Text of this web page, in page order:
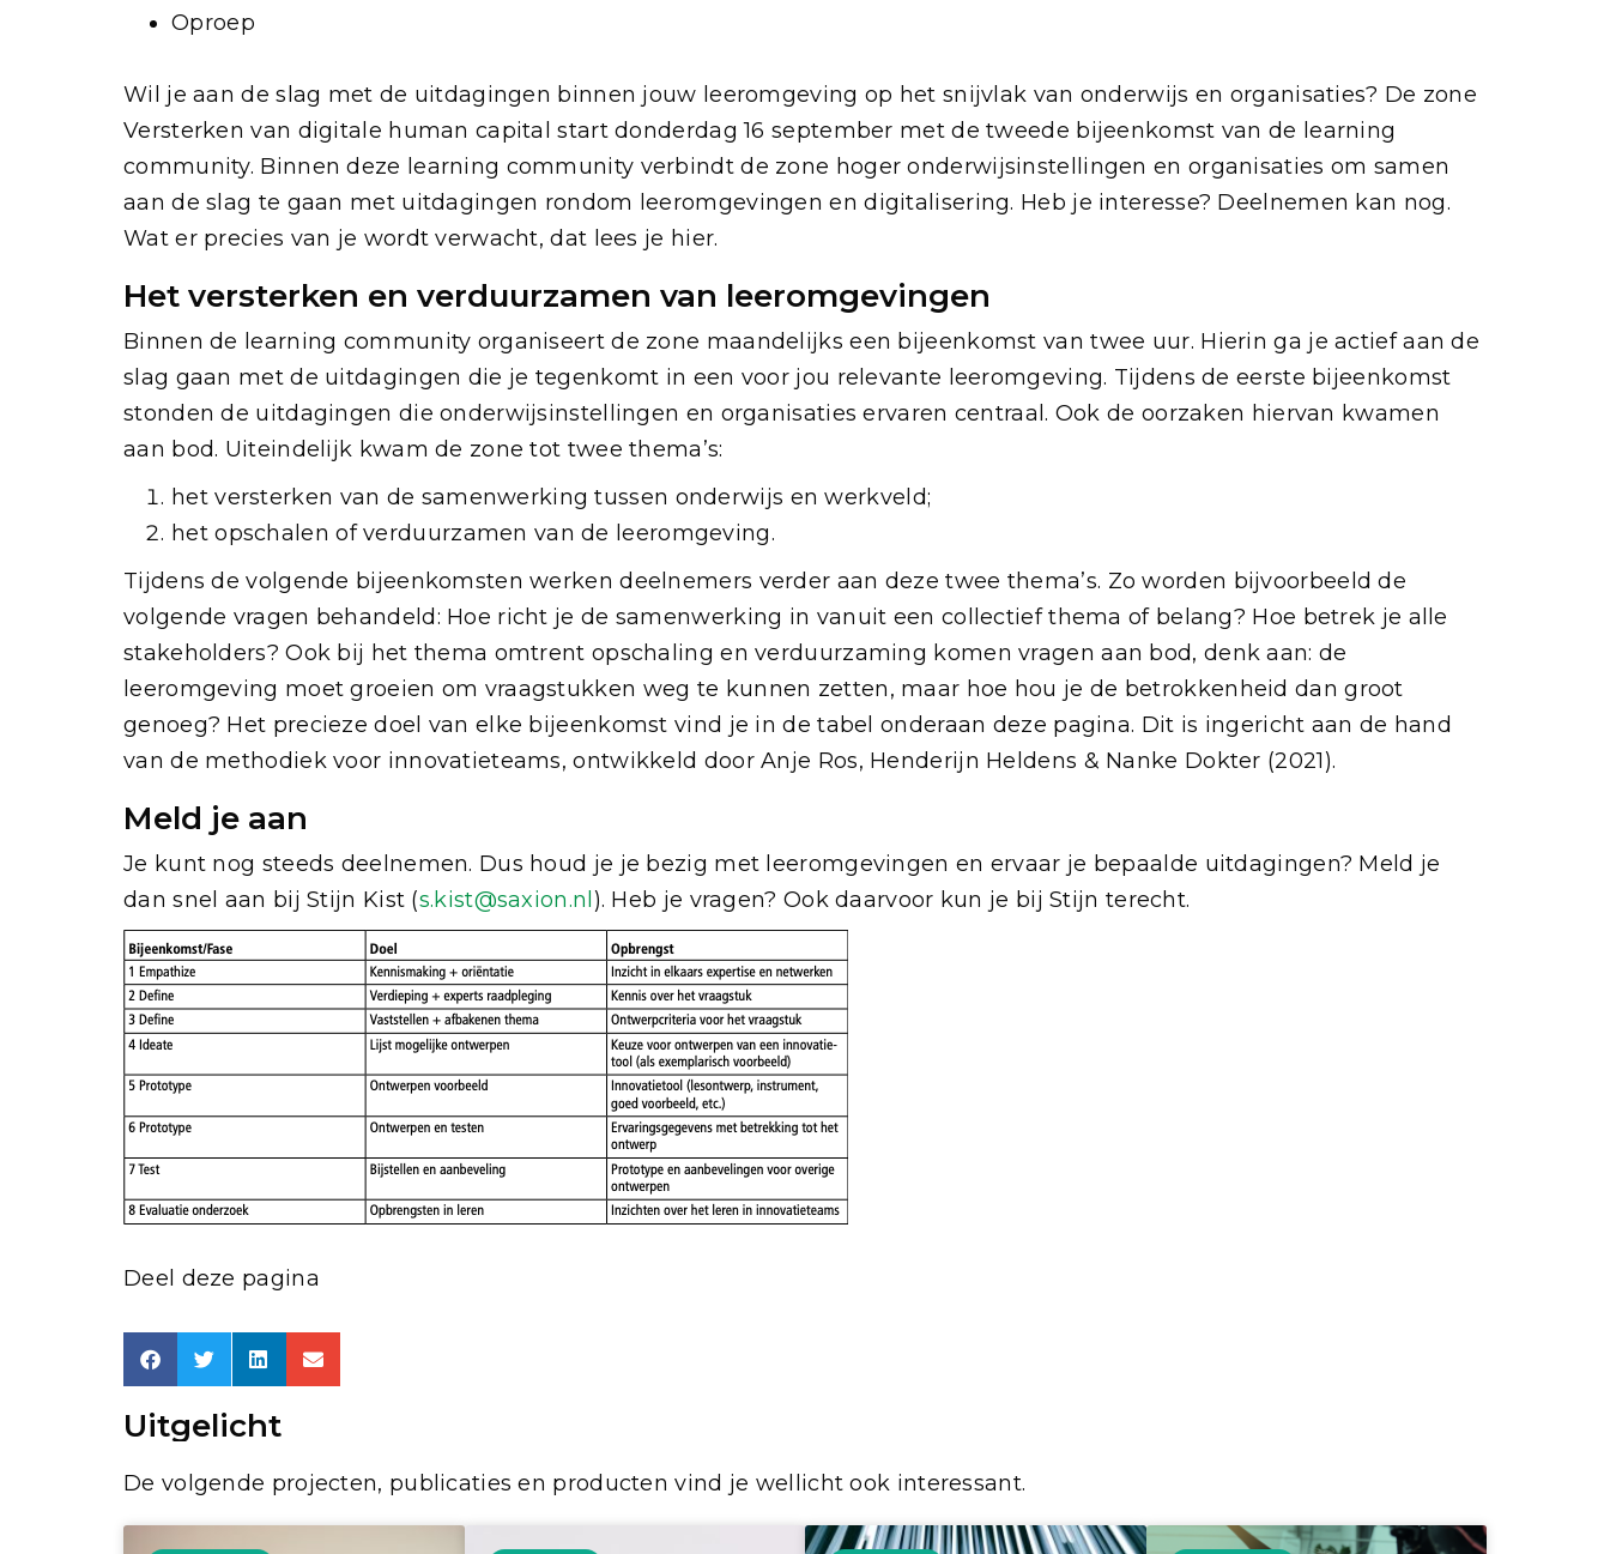
Oproep
Wil je aan de slag met de uitdagingen binnen jouw leeromgeving op het snijvlak van onderwijs en organisaties? De zone
Versterken van digitale human capital start donderdag 16 september met de tweede bijeenkomst van de learning
community. Binnen deze learning community verbindt de zone hoger onderwijsinstellingen en organisaties om samen
aan de slag te gaan met uitdagingen rondom leeromgevingen en digitalisering. Heb je interesse? Deelnemen kan nog.
Wat er precies van je wordt verwacht, dat lees je hier.
Het versterken en verduurzamen van leeromgevingen
Binnen de learning community organiseert de zone maandelijks een bijeenkomst van twee uur. Hierin ga je actief aan de
slag gaan met de uitdagingen die je tegenkomt in een voor jou relevante leeromgeving. Tijdens de eerste bijeenkomst
stonden de uitdagingen die onderwijsinstellingen en organisaties ervaren centraal. Ook de oorzaken hiervan kwamen
aan bod. Uiteindelijk kwam de zone tot twee thema’s:
het versterken van de samenwerking tussen onderwijs en werkveld;
het opschalen of verduurzamen van de leeromgeving.
Tijdens de volgende bijeenkomsten werken deelnemers verder aan deze twee thema’s. Zo worden bijvoorbeeld de
volgende vragen behandeld: Hoe richt je de samenwerking in vanuit een collectief thema of belang? Hoe betrek je alle
stakeholders? Ook bij het thema omtrent opschaling en verduurzaming komen vragen aan bod, denk aan: de
leeromgeving moet groeien om vraagstukken weg te kunnen zetten, maar hoe hou je de betrokkenheid dan groot
genoeg? Het precieze doel van elke bijeenkomst vind je in de tabel onderaan deze pagina. Dit is ingericht aan de hand
van de methodiek voor innovatieteams, ontwikkeld door Anje Ros, Henderijn Heldens & Nanke Dokter (2021).
Meld je aan
Je kunt nog steeds deelnemen. Dus houd je je bezig met leeromgevingen en ervaar je bepaalde uitdagingen? Meld je
dan snel aan bij Stijn Kist (s.kist@saxion.nl ). Heb je vragen? Ook daarvoor kun je bij Stijn terecht.
Deel deze pagina
Uitgelicht
De volgende projecten, publicaties en producten vind je wellicht ook interessant.